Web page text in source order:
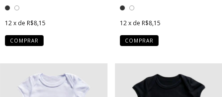
12x de R$8,15
COMPRAR
12 x de R$8,15
COMPRAR